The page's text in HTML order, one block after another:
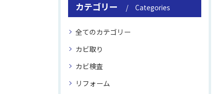
カテゴリー Categories
全てのカテゴリー
カビ取り
カビ検査
リフォーム